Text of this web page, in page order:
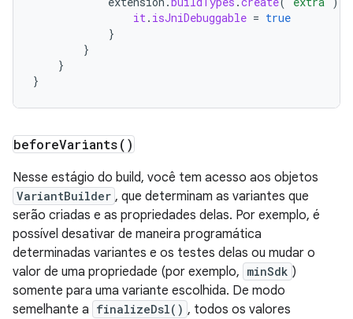
it. isJniDebuggable = true
}
}
}
}
beforeVariants()
Nesse estágio do build, você tem acesso aos objetos
VariantBuilder , que determinam as variantes que
serão criadas e as propriedades delas. Por exemplo, é
possível desativar de maneira programática
determinadas variantes e os testes delas ou mudar o
valor de uma propriedade (por exemplo, minSdk )
somente para uma variante escolhida. De modo
semelhante a finalizeDsl() , todos os valores